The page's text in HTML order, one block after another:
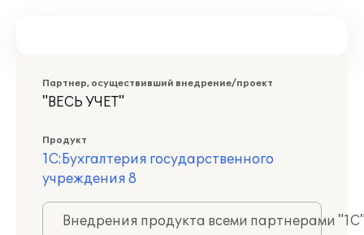
Партнер, осуществивший внедрение/проект
"ВЕСЬ УЧЕТ"
Продукт
1С:Бухгалтерия государственного
учреждения 8
Внедрения продукта всеми партнерами